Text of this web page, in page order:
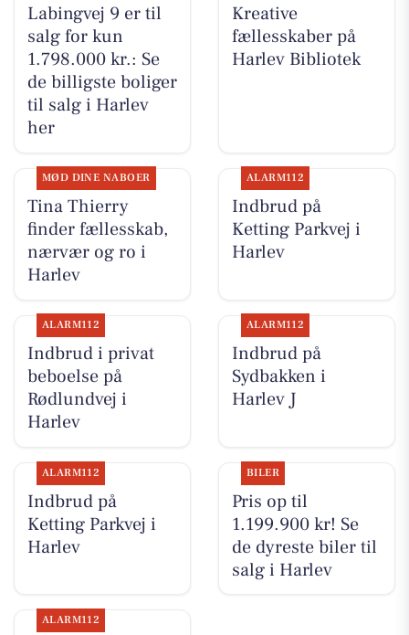
Labingvej 9 er til
salg for kun
1.798.000 kr.: Se
de billigste boliger
til salg i Harlev
her
Kreative
fællesskaber på
Harlev Bibliotek
MØD DINE NABOER
Tina Thierry
finder fællesskab,
nærvær og ro i
Harlev
ALARM112
Indbrud på
Ketting Parkvej i
Harlev
ALARM112
Indbrud i privat
beboelse på
Rødlundvej i
Harlev
ALARM112
Indbrud på
Sydbakken i
Harlev J
ALARM112
Indbrud på
Ketting Parkvej i
Harlev
BILER
Pris op til
1.199.900 kr! Se
de dyreste biler til
salg i Harlev
ALARM112